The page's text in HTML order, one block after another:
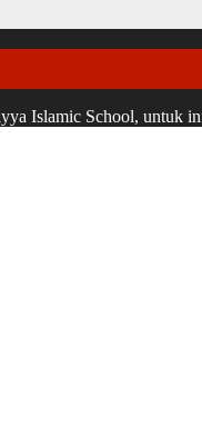
Islamic School, untuk